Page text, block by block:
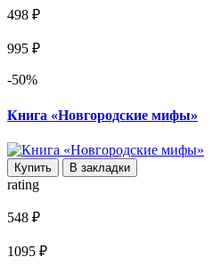
498 ₽
995 ₽
-50%
Книга «Новгородские мифы»
Купить В закладки
rating
548 ₽
1095 ₽